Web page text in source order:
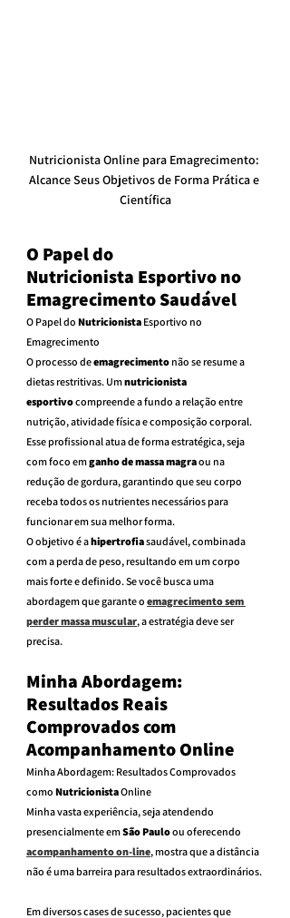
Nutricionista Online para Emagrecimento:
Alcance Seus Objetivos de Forma Prática e
Científica
O Papel do
Nutricionista Esportivo no
Emagrecimento Saudável
O Papel do Nutricionista Esportivo no
Emagrecimento
O processo de emagrecimento não se resume a
dietas restritivas. Um nutricionista
esportivo compreende a fundo a relação entre
nutrição, atividade física e composição corporal.
Esse profissional atua de forma estratégica, seja
com foco em ganho de massa magra ou na
redução de gordura, garantindo que seu corpo
receba todos os nutrientes necessários para
funcionar em sua melhor forma.
O objetivo é a hipertrofia saudável, combinada
com a perda de peso, resultando em um corpo
mais forte e definido. Se você busca uma
abordagem que garante o emagrecimento sem
perder massa muscular, a estratégia deve ser
precisa.
Minha Abordagem:
Resultados Reais
Comprovados com
Acompanhamento Online
Minha Abordagem: Resultados Comprovados
como Nutricionista Online
Minha vasta experiência, seja atendendo
presencialmente em São Paulo ou oferecendo
acompanhamento on-line, mostra que a distância
não é uma barreira para resultados extraordinários.
Em diversos cases de sucesso, pacientes que